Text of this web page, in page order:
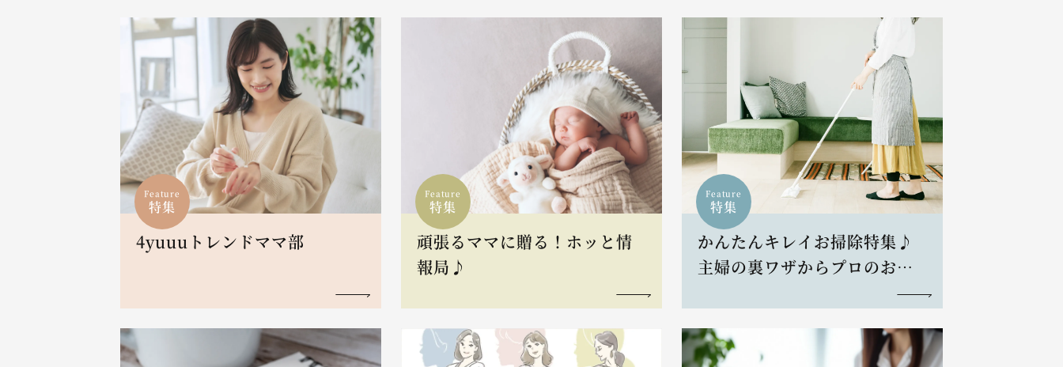
Feature
特集
4yuuuトレンドママ部
Feature
特集
頑張るママに贈る！ホッと情
報局♪
Feature
特集
かんたんキレイお掃除特集♪
主婦の裏ワザからプロのお掃